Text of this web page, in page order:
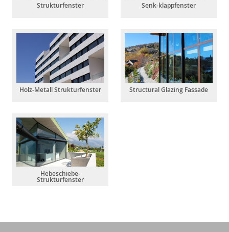
Strukturfenster Senk-klappfenster
Holz-Metall Strukturfenster Structural Glazing Fassade
Hebeschiebe-
Strukturfenster